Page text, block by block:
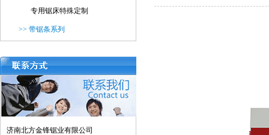
专用锯床特殊定制
>> 带锯条系列
济南北方金锋锯业有限公司